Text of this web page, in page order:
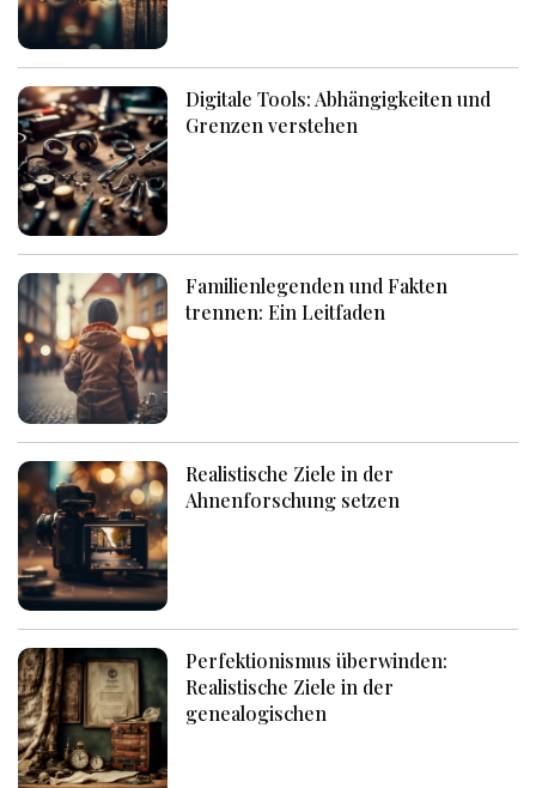
Digitale Tools: Abhängigkeiten und
Grenzen verstehen
Familienlegenden und Fakten
trennen: Ein Leitfaden
Realistische Ziele in der
Ahnenforschung setzen
Perfektionismus überwinden:
Realistische Ziele in der
genealogischen